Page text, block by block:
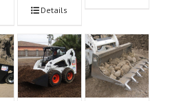
Details